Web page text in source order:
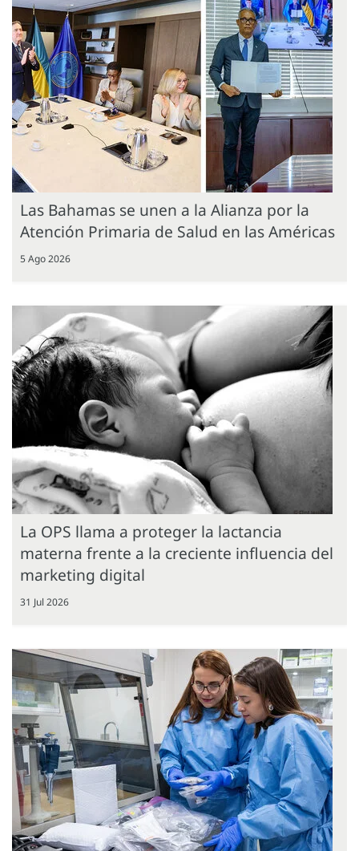
Las Bahamas se unen a la Alianza por la
Atención Primaria de Salud en las Américas
5 Ago 2026
La OPS llama a proteger la lactancia
materna frente a la creciente influencia del
marketing digital
31 Jul 2026